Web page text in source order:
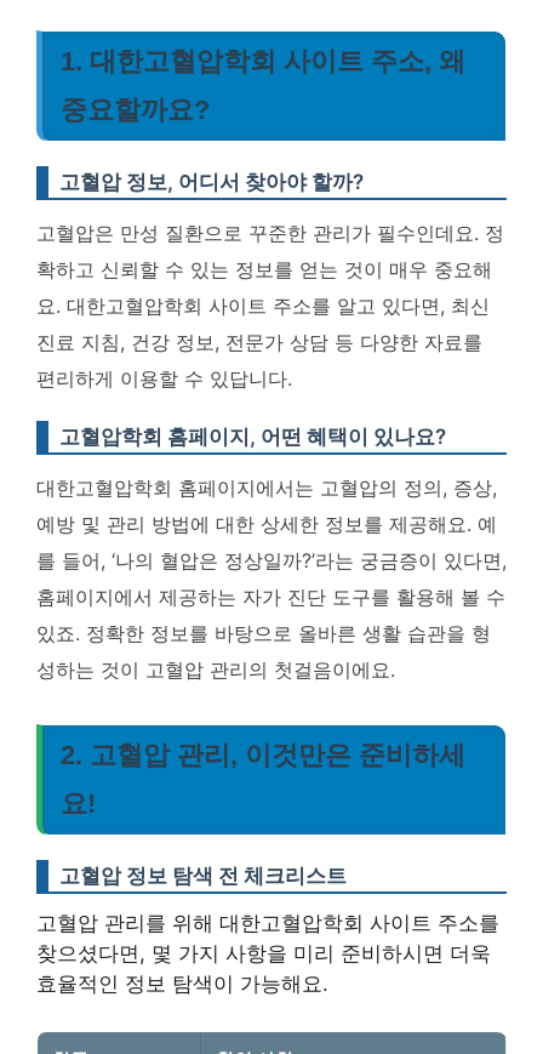
1. 대한고혈압학회 사이트 주소, 왜
중요할까요?
고혈압 정보, 어디서 찾아야 할까?
고혈압은 만성 질환으로 꾸준한 관리가 필수인데요. 정
확하고 신뢰할 수 있는 정보를 얻는 것이 매우 중요해
요. 대한고혈압학회 사이트 주소를 알고 있다면, 최신
진료 지침, 건강 정보, 전문가 상담 등 다양한 자료를
편리하게 이용할 수 있답니다.
고혈압학회 홈페이지, 어떤 혜택이 있나요?
대한고혈압학회 홈페이지에서는 고혈압의 정의, 증상,
예방 및 관리 방법에 대한 상세한 정보를 제공해요. 예
를 들어, ‘나의 혈압은 정상일까?’라는 궁금증이 있다면,
홈페이지에서 제공하는 자가 진단 도구를 활용해 볼 수
있죠. 정확한 정보를 바탕으로 올바른 생활 습관을 형
성하는 것이 고혈압 관리의 첫걸음이에요.
2. 고혈압 관리, 이것만은 준비하세
요!
고혈압 정보 탐색 전 체크리스트
고혈압 관리를 위해 대한고혈압학회 사이트 주소를
찾으셨다면, 몇 가지 사항을 미리 준비하시면 더욱
효율적인 정보 탐색이 가능해요.